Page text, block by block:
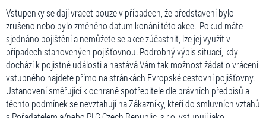
Vstupenky se dají vracet pouze v případech, že představení bylo
zrušeno nebo bylo změněno datum konání této akce. Pokud máte
sjednáno pojištění a nemůžete se akce zúčastnit, lze jej využít v
případech stanovených pojišťovnou. Podrobný výpis situací, kdy
dochází k pojistné události a nastává Vám tak možnost žádat o vrácení
vstupného najdete přímo na stránkách Evropské cestovní pojišťovny.
Ustanovení směřující k ochraně spotřebitele dle právních předpisů a
těchto podmínek se nevztahují na Zákazníky, kteří do smluvních vztahů